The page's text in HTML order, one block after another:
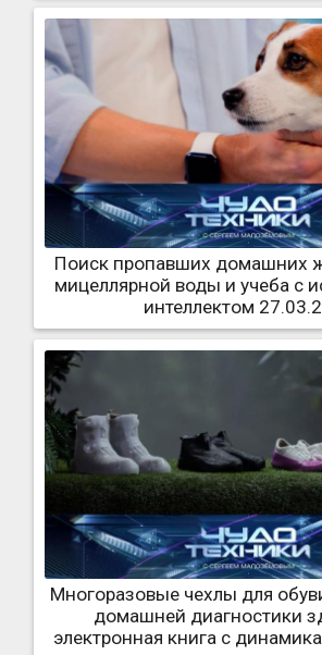
Поиск пропавших домашних
мицеллярной воды и учеба с
интеллектом
Многоразовые чехлы для
домашней диагностики
электронная книга с